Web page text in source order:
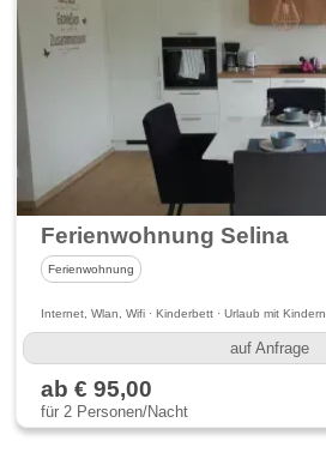
Ferienwohnung Selina
Ferienwohnung
Internet, Wlan, Wifi · Kinderbett · Urlaub mit Kindern
auf Anfrage
ab € 95,00
für 2 Personen/Nacht